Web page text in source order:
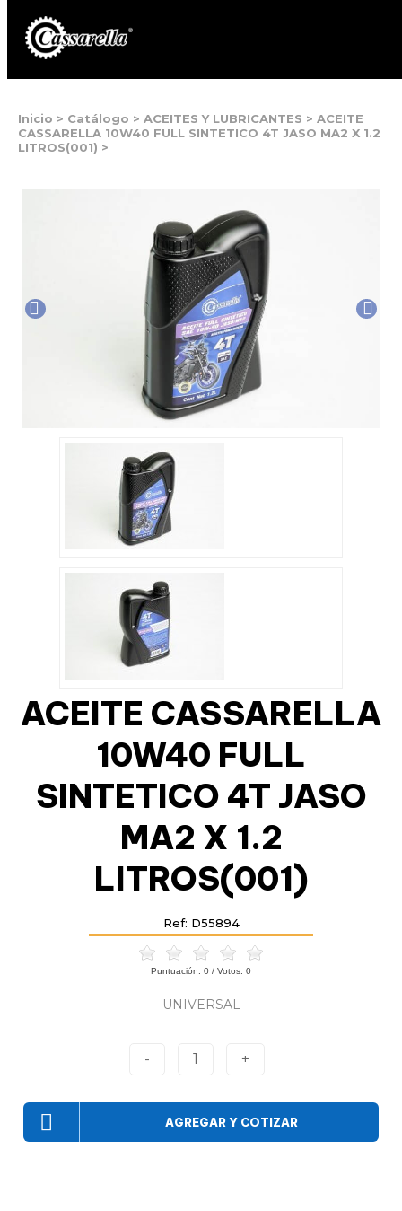
Inicio > Catálogo > ACEITES Y LUBRICANTES > ACEITE
CASSARELLA 10W40 FULL SINTETICO 4T JASO MA2 X 1.2
LITROS(001) >
ACEITE CASSARELLA
10W40 FULL
SINTETICO 4T JASO
MA2 X 1.2
LITROS(001)
Ref: D55894
Puntuación: 0 / Votos: 0
UNIVERSAL
- 1 +
AGREGAR Y COTIZAR